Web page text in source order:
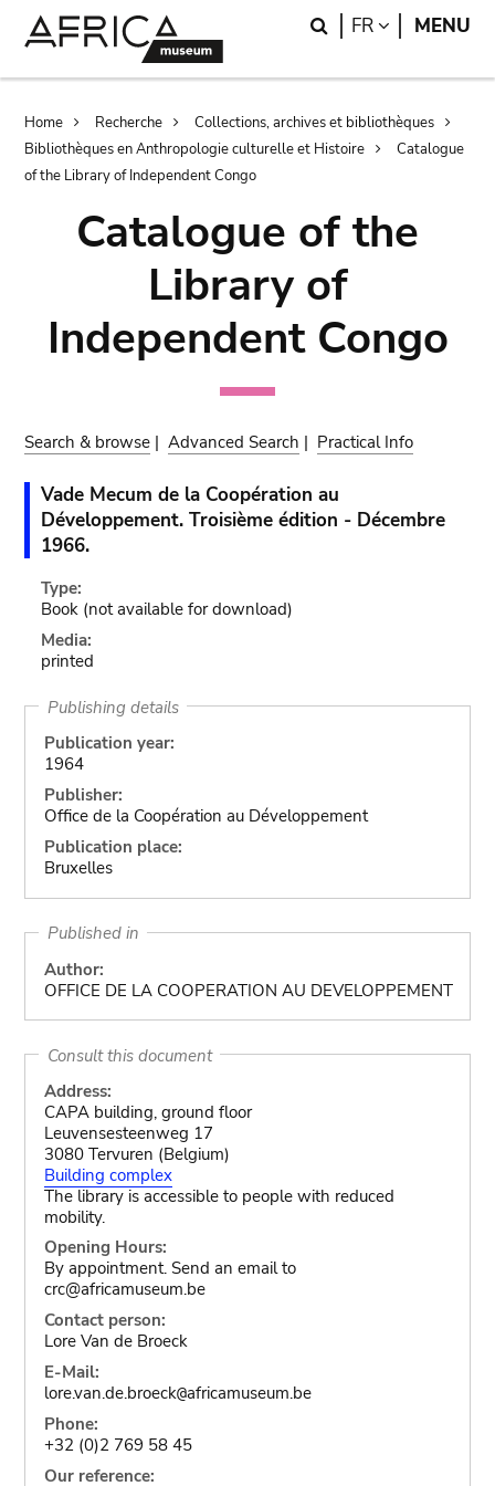
Search
FR LANGUAGE
MENU
Breadcrumb
Home Recherche
Collections, archives et bibliothèques
Bibliothèques en Anthropologie culturelle et Histoire
Catalogue
of the Library of Independent Congo
Catalogue of the
Library of
Independent Congo
Search & browse |Advanced Search | Practical Info
Vade Mecum de la Coopération au
Développement. Troisième édition - Décembre
1966.
Type:
Book (not available for download)
Media:
printed
Publishing details
Publication year:
1964
Publisher:
Office de la Coopération au Développement
Publication place:
Bruxelles
Published in
Author:
OFFICE DE LA COOPERATION AU DEVELOPPEMENT
Consult this document
Address:
CAPA building, ground floor
Leuvensesteenweg 17
3080 Tervuren (Belgium)
Building complex
The library is accessible to people with reduced
mobility.
Opening Hours:
By appointment. Send an email to
crc@africamuseum.be
Contact person:
Lore Van de Broeck
E-Mail:
lore.van.de.broeck@africamuseum.be
Phone:
+32 (0)2 769 58 45
Our reference: